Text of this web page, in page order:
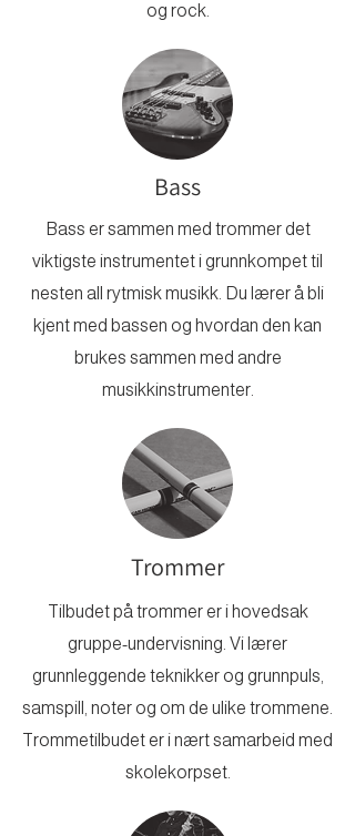
og rock.
Bass
Bass er sammen med trommer det
viktigste instrumentet i grunnkompet til
nesten all rytmisk musikk. Du lærer å bli
kjent med bassen og hvordan den kan
brukes sammen med andre
musikkinstrumenter.
Trommer
Tilbudet på trommer er i hovedsak
gruppe-undervisning. Vi lærer
grunnleggende teknikker og grunnpuls,
samspill, noter og om de ulike trommene.
Trommetilbudet er i nært samarbeid med
skolekorpset.